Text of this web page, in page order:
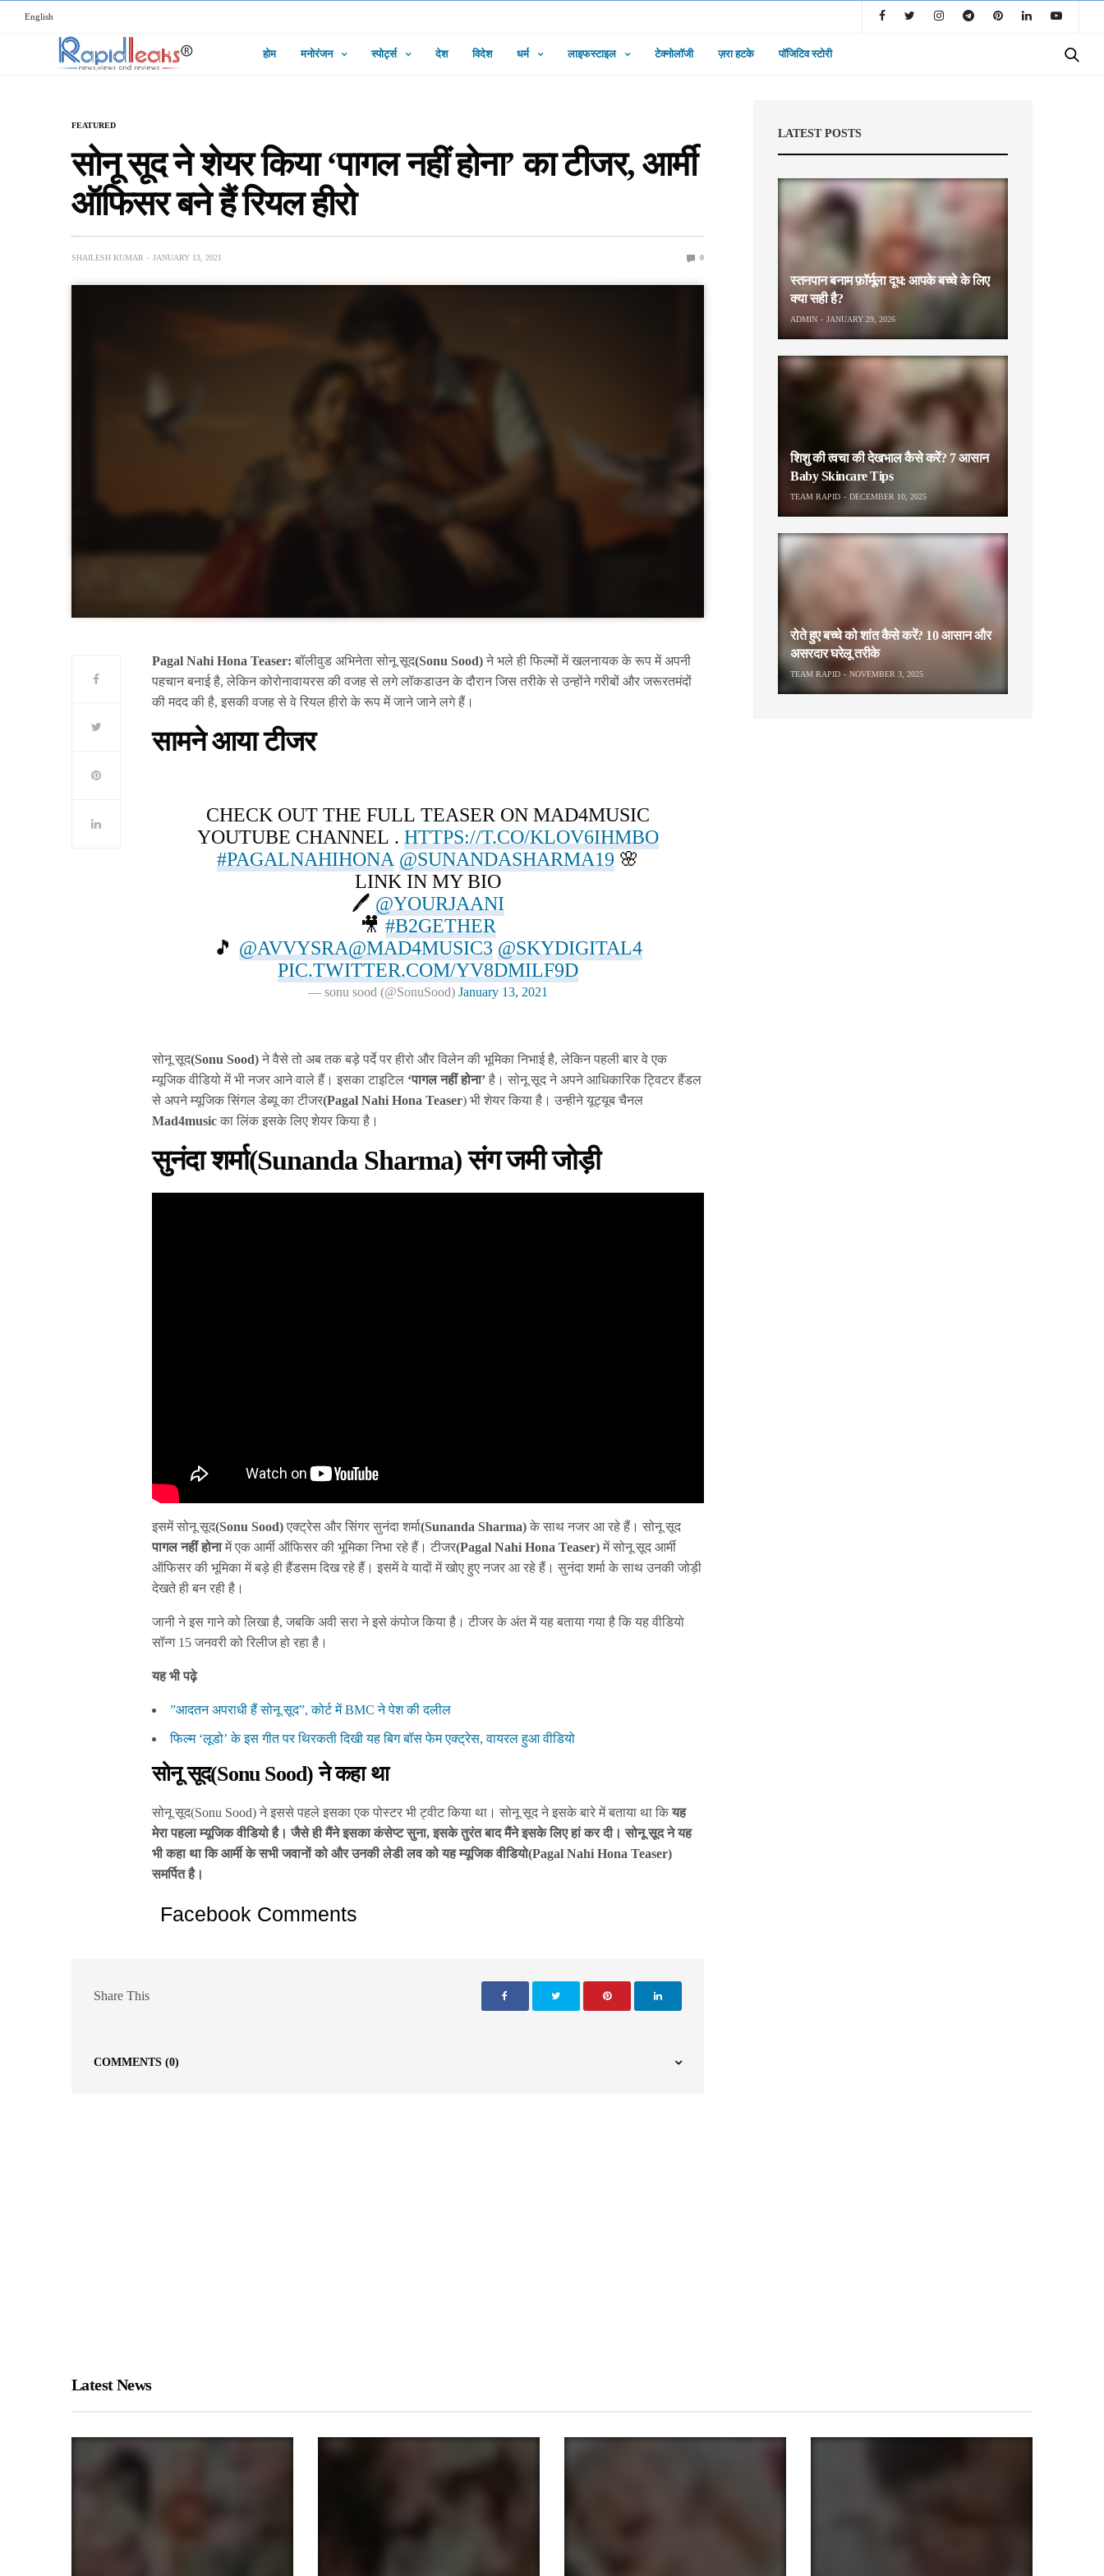
English
होम मनोरंजन स्पोर्ट्स देश विदेश धर्म लाइफस्टाइल टेक्नोलॉजी ज़रा हटके पॉजिटिव स्टोरी
FEATURED
सोनू सूद ने शेयर किया ‘पागल नहीं होना’ का टीजर, आर्मी
ऑफिसर बने हैं रियल हीरो
SHAILESH KUMAR JANUARY 13, 2021 0
Pagal Nahi Hona Teaser: बॉलीवुड अभिनेता सोनू सूद(Sonu Sood) ने भले ही फिल्मों में खलनायक के रूप में अपनी
पहचान बनाई है, लेकिन कोरोनावायरस की वजह से लगे लॉकडाउन के दौरान जिस तरीके से उन्होंने गरीबों और जरूरतमंदों
की मदद की है, इसकी वजह से वे रियल हीरो के रूप में जाने जाने लगे हैं।
सामने आया टीजर
CHECK OUT THE FULL TEASER ON MAD4MUSIC
YOUTUBE CHANNEL . HTTPS://T.CO/KLOV6IHMBO
#PAGALNAHIHONA @SUNANDASHARMA19 🌸
LINK IN MY BIO
🖊 @YOURJAANI
🎥 #B2GETHER
🎵 @AVVYSRA@MAD4MUSIC3 @SKYDIGITAL4
PIC.TWITTER.COM/YV8DMILF9D
— sonu sood (@SonuSood) January 13, 2021
सोनू सूद(Sonu Sood) ने वैसे तो अब तक बड़े पर्दे पर हीरो और विलेन की भूमिका निभाई है, लेकिन पहली बार वे एक
म्यूजिक वीडियो में भी नजर आने वाले हैं। इसका टाइटिल ‘पागल नहीं होना’है। सोनू सूद ने अपने आधिकारिक ट्विटर हैंडल
से अपने म्यूजिक सिंगल डेब्यू का टीजर(Pagal Nahi Hona Teaser) भी शेयर किया है। उन्हीने यूट्यूब चैनल
Mad4music का लिंक इसके लिए शेयर किया है।
सुनंदा शर्मा(Sunanda Sharma) संग जमी जोड़ी
इसमें सोनू सूद(Sonu Sood) एक्ट्रेस और सिंगर सुनंदा शर्मा(Sunanda Sharma) के साथ नजर आ रहे हैं। सोनू सूद
पागल नहीं होनामें एक आर्मी ऑफिसर की भूमिका निभा रहे हैं। टीजर(Pagal Nahi Hona Teaser) में सोनू सूद आर्मी
ऑफिसर की भूमिका में बड़े ही हैंडसम दिख रहे हैं। इसमें वे यादों में खोए हुए नजर आ रहे हैं। सुनंदा शर्मा के साथ उनकी जोड़ी
देखते ही बन रही है।
जानी ने इस गाने को लिखा है, जबकि अवी सरा ने इसे कंपोज किया है। टीजर के अंत में यह बताया गया है कि यह वीडियो
सॉन्ग 15 जनवरी को रिलीज हो रहा है।
यह भी पढ़े
”आदतन अपराधी हैं सोनू सूद”, कोर्ट में BMC ने पेश की दलील
फिल्म ‘लूडो’ के इस गीत पर थिरकती दिखी यह बिग बॉस फेम एक्ट्रेस, वायरल हुआ वीडियो
सोनू सूद(Sonu Sood) ने कहा था
सोनू सूद(Sonu Sood) ने इससे पहले इसका एक पोस्टर भी ट्वीट किया था। सोनू सूद ने इसके बारे में बताया था कियह
मेरा पहला म्यूजिक वीडियो है। जैसे ही मैंने इसका कंसेप्ट सुना, इसके तुरंत बाद मैंने इसके लिए हां कर दी। सोनू सूद ने यह
भी कहा था कि आर्मी के सभी जवानों को और उनकी लेडी लव को यह म्यूजिक वीडियो(Pagal Nahi Hona Teaser)
समर्पित है।
Facebook Comments
Share This
COMMENTS (0)
LATEST POSTS
स्तनपान बनाम फ़ॉर्मूला दूध: आपके बच्चे के लिए
क्या सही है?
ADMIN JANUARY 29, 2026
शिशु की त्वचा की देखभाल कैसे करें? 7 आसान
Baby Skincare Tips
TEAM RAPID DECEMBER 10, 2025
रोते हुए बच्चे को शांत कैसे करें? 10 आसान और
असरदार घरेलू तरीके
TEAM RAPID NOVEMBER 3, 2025
Latest News